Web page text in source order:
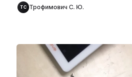
ТС Трофимович С. Ю.